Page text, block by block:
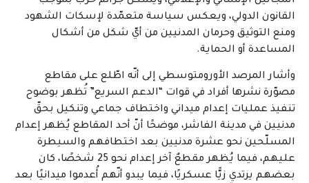
القانون الدولي، ويعكس سياسة متعمّدة لإسكات الشهود
ومنع التوثيق وحرمان المدنيين من أيّ شكل من أشكال
المساعدة أو الحماية.
وأشار المرصد الأورومتوسطي إلى أنّه اطّلع على مقاطع
مصوّرة نشرها أفراد في قوات “الدعم السريع” تُظهر بوضوح
تنفيذ عمليات إعدام ميداني واختطاف جماعي وتنكيل بحقّ
مدنيين في مدينة الفاشر، موضحًا أنّ أحد المقاطع يُظهر إعدام
المسلّحين نحو عشرة مدنيين بعد اختطافهم والسيطرة
عليهم، فيما يُظهر مقطعٌ آخر إعدام نحو 25 شخصًا، كان
بعضهم يرتدي زيًّا عسكريًا، فيما يبدو أنّهم أُعدموا ميدانيًا بعد